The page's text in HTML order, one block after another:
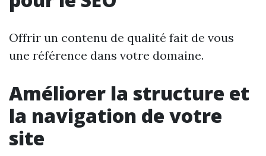
Offrir un contenu de qualité fait de vous
une référence dans votre domaine.
Améliorer la structure et
la navigation de votre
site